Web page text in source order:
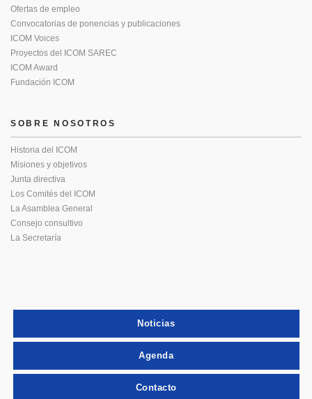
Ofertas de empleo
Convocatorias de ponencias y publicaciones
ICOM Voices
Proyectos del ICOM SAREC
ICOM Award
Fundación ICOM
SOBRE NOSOTROS
Historia del ICOM
Misiones y objetivos
Junta directiva
Los Comités del ICOM
La Asamblea General
Consejo consultivo
La Secretaría
Noticias
Agenda
Contacto